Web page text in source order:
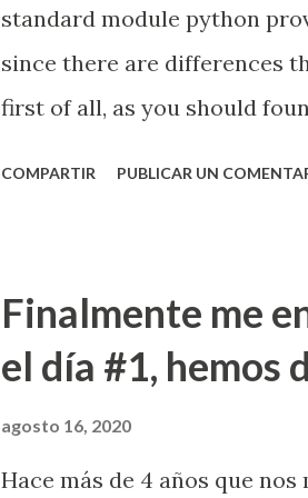
standard module python
since there are differences
first of all, as you should
Command Description s
possible occasion. n
current function is reached
variables in context code. ll
COMPARTIR PUBLICAR UN
Finalmente me
el día #1, hemos
agosto 16, 2020
Hace más de 4 años que